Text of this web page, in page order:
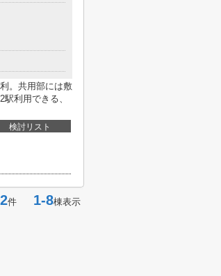
。共用部には敷
利用できる、
検討リスト
件 1-8棟表示